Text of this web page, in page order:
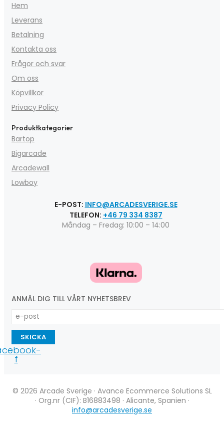
Hem
Leverans
Betalning
Kontakta oss
Frågor och svar
Om oss
Köpvillkor
Privacy Policy
Produktkategorier
Bartop
Bigarcade
Arcadewall
Lowboy
E-POST: INFO@ARCADESVERIGE.SE
TELEFON: +46 79 334 8387
Måndag – Fredag: 10:00 – 14:00
ANMÄL DIG TILL VÅRT NYHETSBREV
SKICKA
f
© 2026 Arcade Sverige · Avance Ecommerce Solutions SL
· Org.nr (CIF): B16883498 · Alicante, Spanien ·
info@arcadesverige.se